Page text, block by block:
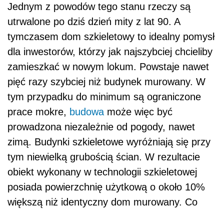
Jednym z powodów tego stanu rzeczy są
utrwalone po dziś dzień mity z lat 90. A
tymczasem dom szkieletowy to idealny pomysł
dla inwestorów, którzy jak najszybciej chcieliby
zamieszkać w nowym lokum. Powstaje nawet
pięć razy szybciej niż budynek murowany. W
tym przypadku do minimum są ograniczone
prace mokre, budowa może więc być
prowadzona niezależnie od pogody, nawet
zimą. Budynki szkieletowe wyróżniają się przy
tym niewielką grubością ścian. W rezultacie
obiekt wykonany w technologii szkieletowej
posiada powierzchnię użytkową o około 10%
większą niż identyczny dom murowany. Co